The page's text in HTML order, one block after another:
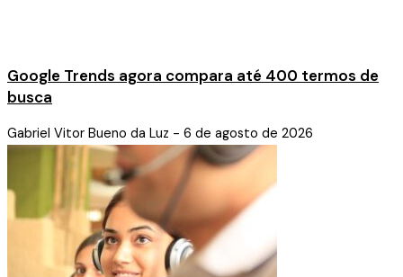
Google Trends agora compara até 400 termos de
busca
Gabriel Vitor Bueno da Luz 6 de agosto de 2026